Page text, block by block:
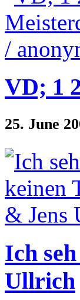
VD; 1
25. June
Ich
Ullrich